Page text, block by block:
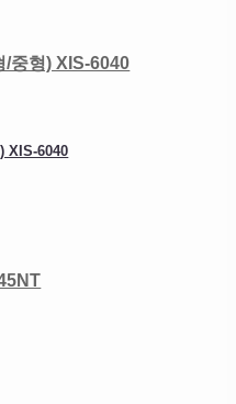
/중형) XIS-6040
XIS-6040